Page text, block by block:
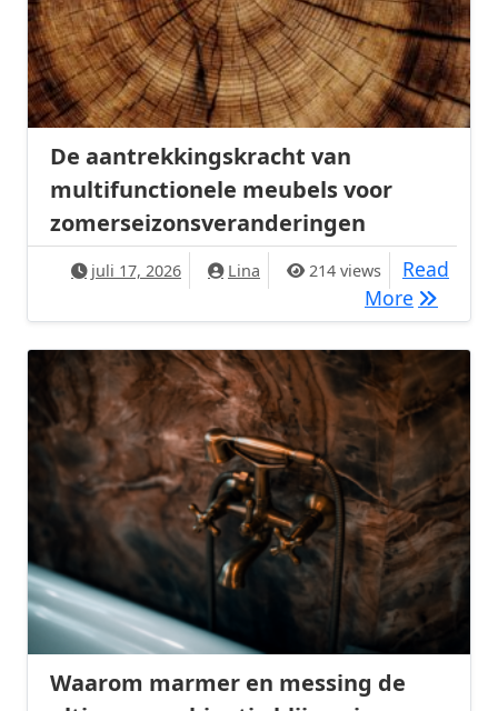
De aantrekkingskracht van
multifunctionele meubels voor
zomerseizonsveranderingen
juli 17, 2026 Lina 214 views
Read
More De
Waarom marmer en messing de